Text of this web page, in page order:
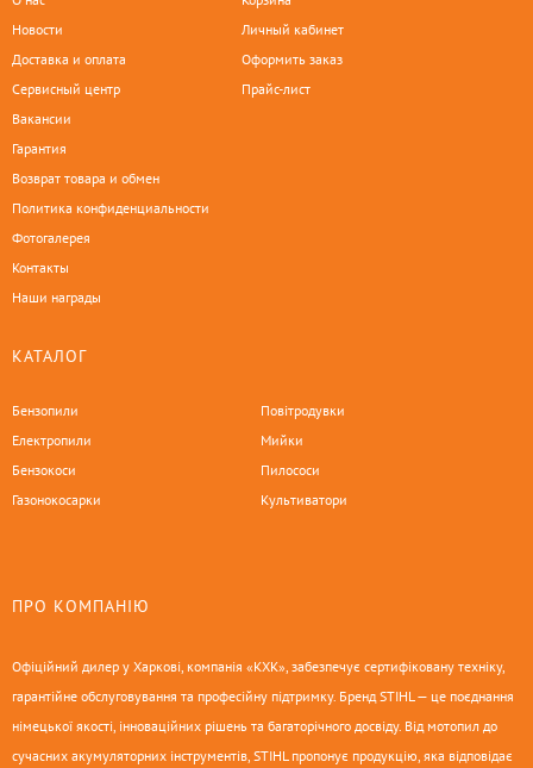
Новости
Доставка и оплата
Сервисный центр
Вакансии
Гарантия
Возврат товара и обмен
Политика конфиденциальности
Фотогалерея
Контакты
Наши награды
Личный кабинет
Оформить заказ
Прайс-лист
КАТАЛОГ
Бензопили
Електропили
Бензокоси
Газонокосарки
Повітродувки
Мийки
Пилососи
Культиватори
ПРО КОМПАНІЮ
Офіційний дилер у Харкові, компанія «КХК», забезпечує сертифіковану техніку,
гарантійне обслуговування та професійну підтримку. Бренд STIHL — це поєднання
німецької якості, інноваційних рішень та багаторічного досвіду. Від мотопил до
сучасних акумуляторних інструментів, STIHL пропонує продукцію, яка відповідає